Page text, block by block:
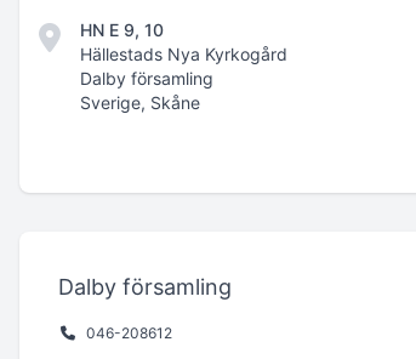
HN E 9, 10
Hällestads Nya Kyrkogård
Dalby församling
Sverige, Skåne
Dalby församling
046-208612